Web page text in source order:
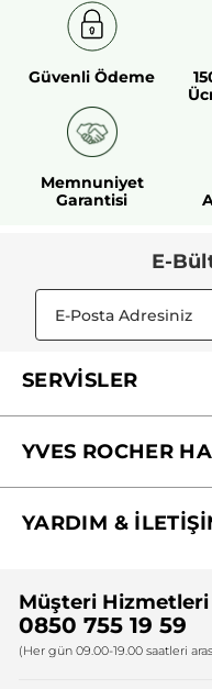
PROPYL GALLATE
* Doğal içerikler
* Diğer içerikler
Güvenli Ödeme
Memnuniyet
Garantisi
E-
SERVİSLER
YVES ROCHER
Yves Rocher Vakfı
YARDIM &
Bize Ulaşın
Firma Bilgileri
Müşteri Hizmetleri
0850 755 19 59
(Her gün 09.00-19.00 saatleri